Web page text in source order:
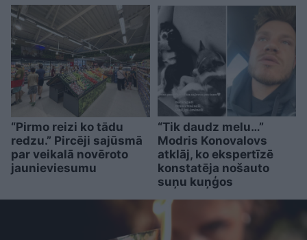
“Pirmo reizi ko tādu
redzu.” Pircēji sajūsmā
par veikalā novēroto
jaunieviesumu
“Tik daudz melu…”
Modris Konovalovs
atklāj, ko ekspertīzē
konstatēja nošauto
suņu kuņģos